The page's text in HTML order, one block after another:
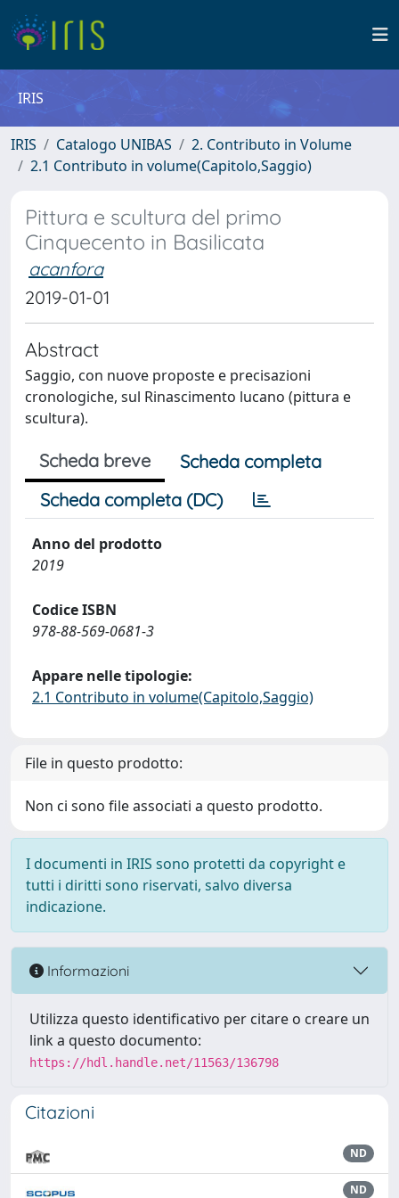
IRIS
IRIS Catalogo UNIBAS
2. Contributo in Volume
2.1 Contributo in volume(Capitolo,Saggio)
Pittura e scultura del primo
Cinquecento in Basilicata
acanfora
2019-01-01
Abstract
Saggio, con nuove proposte e precisazioni
cronologiche, sul Rinascimento lucano (pittura e
scultura).
Scheda breve
Scheda completa
Scheda completa (DC)
Anno del prodotto
2019
Codice ISBN
978-88-569-0681-3
Appare nelle tipologie:
2.1 Contributo in volume(Capitolo,Saggio)
File in questo prodotto:
Non ci sono file associati a questo prodotto.
I documenti in IRIS sono protetti da copyright e
tutti i diritti sono riservati, salvo diversa
indicazione.
Informazioni
Utilizza questo identificativo per citare o creare un
link a questo documento:
https://hdl.handle.net/11563/136798
Citazioni
ND
ND